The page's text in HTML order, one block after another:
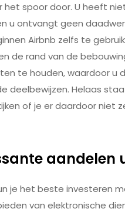
het spoor door. U heeft
u ontvangt geen
Airbnb zelfs te
de rand van de
te houden, waardoor u
deelbewijzen. Helaas
of je er daardoor niet
aandelen
je het beste investeren
van elektronische